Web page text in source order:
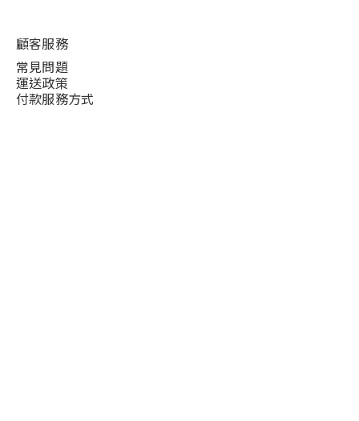
顧客服務
常見問題
運送政策
付款服務方式